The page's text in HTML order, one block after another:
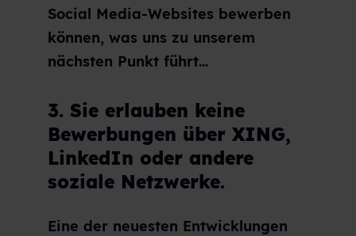
Social Media-Websites bewerben
können, was uns zu unserem
nächsten Punkt führt...
3. Sie erlauben keine
Bewerbungen über XING,
LinkedIn oder andere
soziale Netzwerke.
Eine der neuesten Entwicklungen